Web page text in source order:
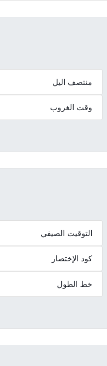
منتصف اليل
وقت الغروب
التوقيت الصيفي
كود الإختصار
خط الطول